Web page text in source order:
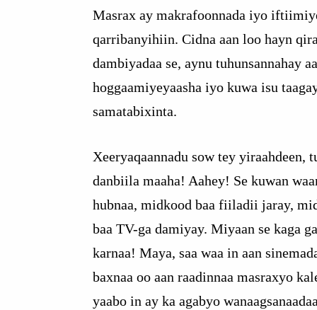
Masrax ay makrafoonnada iyo
qarribanyihiin. Cidna aan loo hayn
dambiyadaa se, aynu tuhunsannahay
hoggaamiyeyaasha iyo kuwa isu
samatabixinta.
Xeeryaqaannadu sow tey yiraahdeen,
danbiila maaha! Aahey! Se kuwan
hubnaa, midkood baa fiiladii jaray,
baa TV-ga damiyay. Miyaan se kaga
karnaa! Maya, saa waa in aan
baxnaa oo aan raadinnaa masraxyo
yaabo in ay ka agabyo